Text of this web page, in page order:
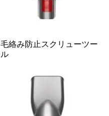
毛絡み防止スクリューツー
ル